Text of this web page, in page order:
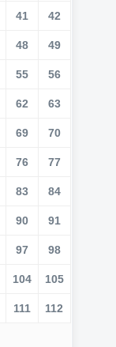
41 42
48 49
55 56
62 63
69 70
76 77
83 84
90 91
97 98
104 105
111 112